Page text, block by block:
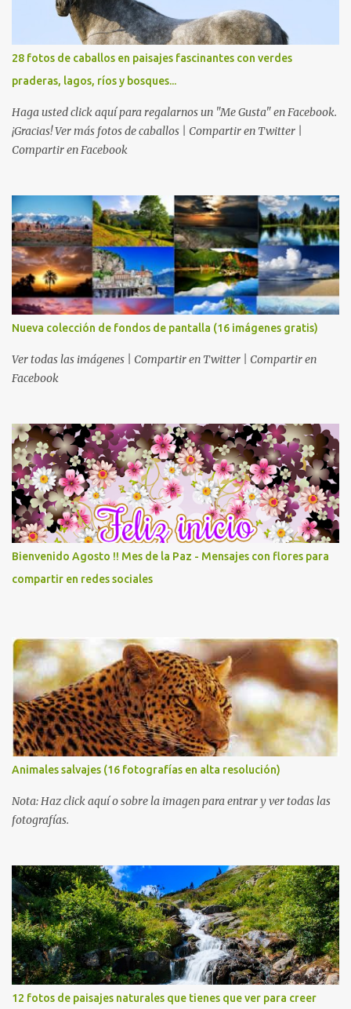
28 fotos de caballos en paisajes fascinantes con verdes
praderas, lagos, ríos y bosques...
Haga usted click aquí para regalarnos un "Me Gusta" en Facebook.
¡Gracias! Ver más fotos de caballos | Compartir en Twitter |
Compartir en Facebook
Nueva colección de fondos de pantalla (16 imágenes gratis)
Ver todas las imágenes | Compartir en Twitter | Compartir en
Facebook
Bienvenido Agosto !! Mes de la Paz - Mensajes con flores para
compartir en redes sociales
Animales salvajes (16 fotografías en alta resolución)
Nota: Haz click aquí o sobre la imagen para entrar y ver todas las
fotografías.
12 fotos de paisajes naturales que tienes que ver para creer